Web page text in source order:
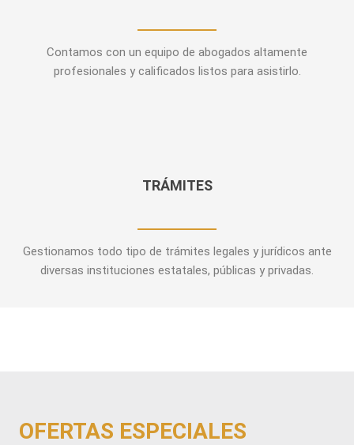
Contamos con un equipo de abogados altamente
profesionales y calificados listos para asistirlo.
TRÁMITES
Gestionamos todo tipo de trámites legales y jurídicos ante
diversas instituciones estatales, públicas y privadas.
OFERTAS ESPECIALES